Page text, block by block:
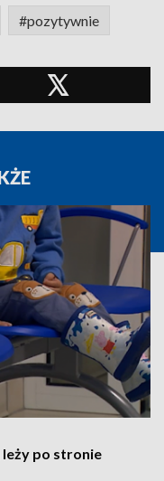
#pozytywnie
leży po stronie